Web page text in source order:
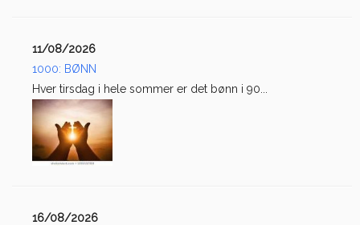
11/08/2026
1000: BØNN
Hver tirsdag i hele sommer er det bønn i 90...
16/08/2026